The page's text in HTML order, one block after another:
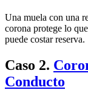
Una muela con una
corona protege lo
puede costar reserva.
Caso 2.
Conducto